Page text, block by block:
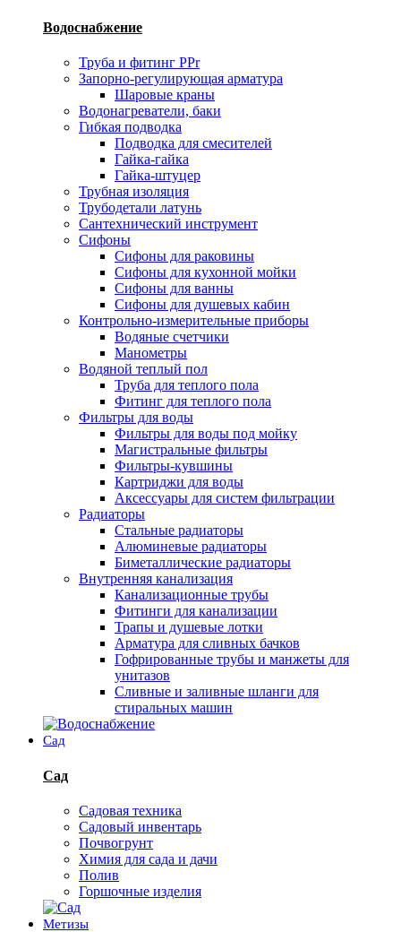
Водоснабжение
Труба и фитинг PPr
Запорно-регулирующая арматура
Шаровые краны
Водонагреватели, баки
Гибкая подводка
Подводка для смесителей
Гайка-гайка
Гайка-штуцер
Трубная изоляция
Трубодетали латунь
Сантехнический инструмент
Сифоны
Сифоны для раковины
Сифоны для кухонной мойки
Сифоны для ванны
Сифоны для душевых кабин
Контрольно-измерительные приборы
Водяные счетчики
Манометры
Водяной теплый пол
Труба для теплого пола
Фитинг для теплого пола
Фильтры для воды
Фильтры для воды под мойку
Магистральные фильтры
Фильтры-кувшины
Картриджи для воды
Аксессуары для систем фильтрации
Радиаторы
Стальные радиаторы
Алюминевые радиаторы
Биметаллические радиаторы
Внутренняя канализация
Канализационные трубы
Фитинги для канализации
Трапы и душевые лотки
Арматура для сливных бачков
Гофрированные трубы и манжеты для
унитазов
Сливные и заливные шланги для
стиральных машин
Сад
Сад
Садовая техника
Садовый инвентарь
Почвогрунт
Химия для сада и дачи
Полив
Горшочные изделия
Метизы